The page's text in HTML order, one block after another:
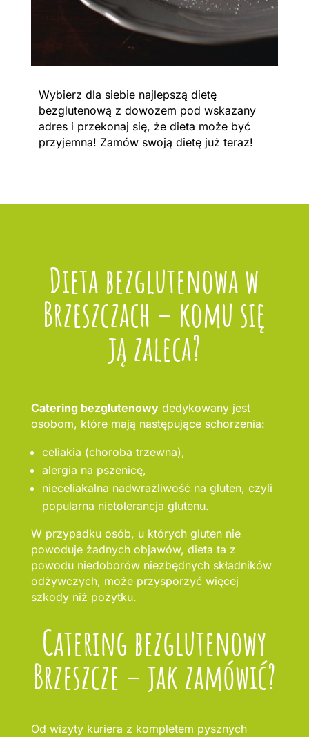
Wybierz dla siebie najlepszą dietę
bezglutenową z dowozem pod wskazany
adres i przekonaj się, że dieta może być
przyjemna! Zamów swoją dietę już teraz!
Dieta bezglutenowa w
Brzeszczach – komu się
ją zaleca?
Catering bezglutenowydedykowany jest
osobom, które mają następujące schorzenia:
celiakia (choroba trzewna),
alergia na pszenicę,
nieceliakalna nadwrażliwość na gluten, czyli
popularna nietolerancja glutenu.
W przypadku osób, u których gluten nie
powoduje żadnych objawów, dieta ta z
powodu niedoborów niezbędnych składników
odżywczych, może przysporzyć więcej
szkody niż pożytku.
Catering bezglutenowy
Brzeszcze – jak zamówić?
Od wizyty kuriera z kompletem pysznych